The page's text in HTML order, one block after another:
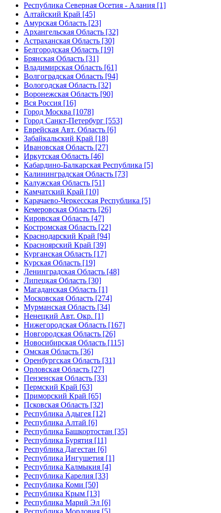
Республика Северная Осетия - Алания [1]
Алтайский Край [45]
Амурская Область [23]
Архангельская Область [32]
Астраханская Область [30]
Белгородская Область [19]
Брянская Область [31]
Владимирская Область [61]
Волгоградская Область [94]
Вологодская Область [32]
Воронежская Область [90]
Вся Россия [16]
Город Москва [1078]
Город Санкт-Петербург [553]
Еврейская Авт. Область [6]
Забайкальский Край [18]
Ивановская Область [27]
Иркутская Область [46]
Кабардино-Балкарская Республика [5]
Калининградская Область [73]
Калужская Область [51]
Камчатский Край [10]
Карачаево-Черкесская Республика [5]
Кемеровская Область [26]
Кировская Область [47]
Костромская Область [22]
Краснодарский Край [94]
Красноярский Край [39]
Курганская Область [17]
Курская Область [19]
Ленинградская Область [48]
Липецкая Область [30]
Магаданская Область [1]
Московская Область [274]
Мурманская Область [34]
Ненецкий Авт. Окр. [1]
Нижегородская Область [167]
Новгородская Область [26]
Новосибирская Область [115]
Омская Область [36]
Оренбургская Область [31]
Орловская Область [27]
Пензенская Область [33]
Пермский Край [63]
Приморский Край [65]
Псковская Область [32]
Республика Адыгея [12]
Республика Алтай [6]
Республика Башкортостан [35]
Республика Бурятия [11]
Республика Дагестан [6]
Республика Ингушетия [1]
Республика Калмыкия [4]
Республика Карелия [33]
Республика Коми [50]
Республика Крым [13]
Республика Марий Эл [6]
Республика Мордовия [5]